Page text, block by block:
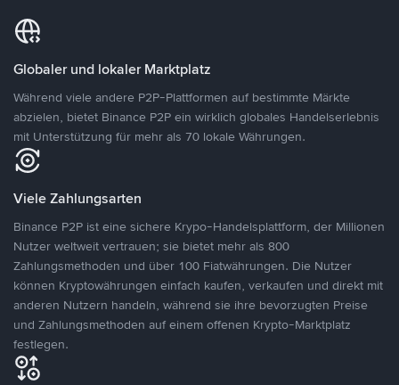
Globaler und lokaler Marktplatz
Während viele andere P2P-Plattformen auf bestimmte Märkte
abzielen, bietet Binance P2P ein wirklich globales Handelserlebnis
mit Unterstützung für mehr als 70 lokale Währungen.
Viele Zahlungsarten
Binance P2P ist eine sichere Krypo-Handelsplattform, der Millionen
Nutzer weltweit vertrauen; sie bietet mehr als 800
Zahlungsmethoden und über 100 Fiatwährungen. Die Nutzer
können Kryptowährungen einfach kaufen, verkaufen und direkt mit
anderen Nutzern handeln, während sie ihre bevorzugten Preise
und Zahlungsmethoden auf einem offenen Krypto-Marktplatz
festlegen.